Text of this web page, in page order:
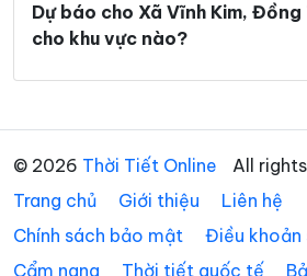
Xã Ngũ Hiệp Xã
Xã Phú Thọ Xã
Xã Tân Điền Xã
Xã Tân Dương Xã
Dự báo cho Xã Vĩnh Kim,
cho khu vực nào?
© 2026 Thời Tiết Online
All
Trang chủ
Giới thiệu
Liên hệ
Chính sách bảo mật
Điều khoản
Cẩm nang
Thời tiết quốc tế